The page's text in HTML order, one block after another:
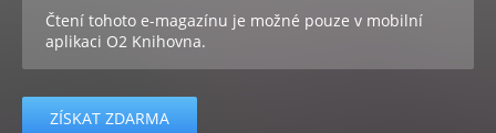
Čtení tohoto e-magazínu je možné pouze v mobilní
aplikaci O2 Knihovna.
ZÍSKAT ZDARMA